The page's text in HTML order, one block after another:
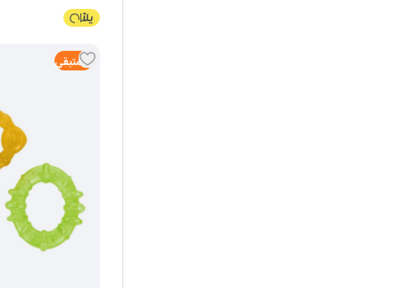
4 متبقي